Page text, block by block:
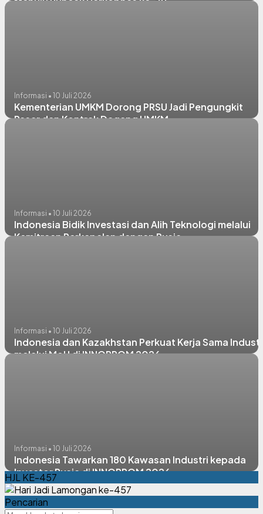
Informasi • 10 Juli 2026
Kementerian UMKM Dorong PRSU Jadi Pengungkit
Pasar dan Kontrak Dagang UMKM
Informasi • 10 Juli 2026
Indonesia Bidik Investasi dan Alih Teknologi melalui
Kemitraan Perkapalan dengan Rusia
Informasi • 10 Juli 2026
Indonesia dan Kazakhstan Perkuat Kerja Sama
melalui MoU di INNOPROM 2026
Informasi • 10 Juli 2026
Indonesia Tawarkan 180 Kawasan Industri kepada
Investor Rusia di INNOPROM 2026
HJL KE-457
Pencarian